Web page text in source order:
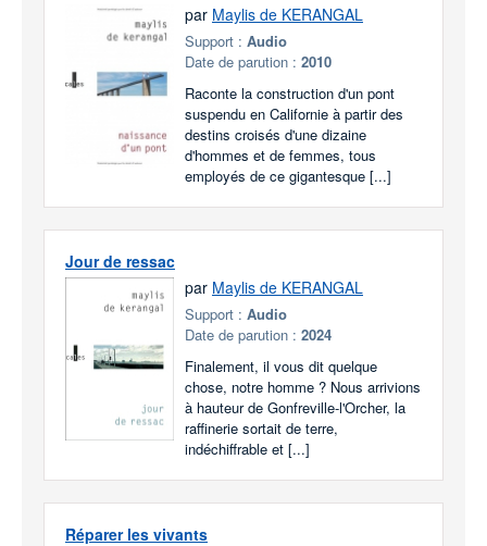
par Maylis de KERANGAL
Support : Audio
Date de parution : 2010
Raconte la construction d'un pont
suspendu en Californie à partir des
destins croisés d'une dizaine
d'hommes et de femmes, tous
employés de ce gigantesque [...]
Jour de ressac
par Maylis de KERANGAL
Support : Audio
Date de parution : 2024
Finalement, il vous dit quelque
chose, notre homme ? Nous arrivions
à hauteur de Gonfreville-l'Orcher, la
raffinerie sortait de terre,
indéchiffrable et [...]
Réparer les vivants